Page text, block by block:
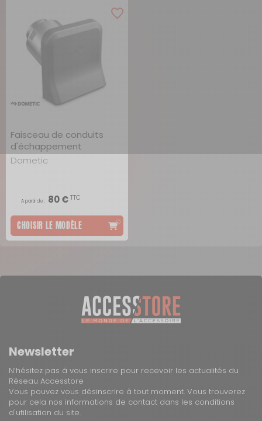
Faisceau de conduits
d'échappement
Dometic
A partir de : 80 €TTC
CHOISIR LE MODÈLE
Newsletter
N’hésitez pas à vous inscrire pour recevoir les actualités du
Réseau Accesstore
Vous pouvez vous désinscrire à tout moment. Vous trouverez
pour cela nos informations de contact dans les conditions
d'utilisation du site.